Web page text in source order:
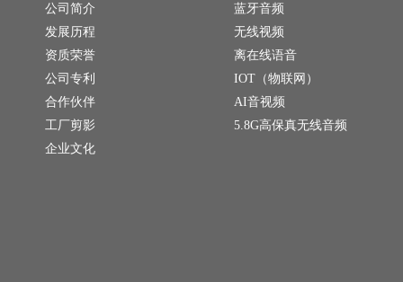
公司简介
发展历程
资质荣誉
公司专利
合作伙伴
工厂剪影
企业文化
蓝牙音频
无线视频
离在线语音
IOT（物联网）
AI音视频
5.8G高保真无线音频